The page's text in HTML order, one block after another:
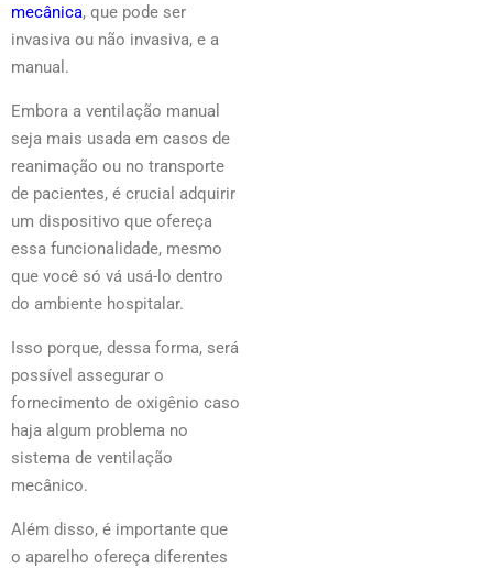
mecânica, que pode ser
invasiva ou não invasiva, e a
manual.
Embora a ventilação manual
seja mais usada em casos de
reanimação ou no transporte
de pacientes, é crucial adquirir
um dispositivo que ofereça
essa funcionalidade, mesmo
que você só vá usá-lo dentro
do ambiente hospitalar.
Isso porque, dessa forma, será
possível assegurar o
fornecimento de oxigênio caso
haja algum problema no
sistema de ventilação
mecânico.
Além disso, é importante que
o aparelho ofereça diferentes